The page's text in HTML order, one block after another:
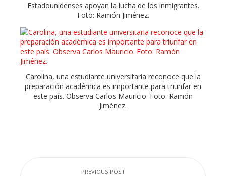
Estadounidenses apoyan la lucha de los inmigrantes.
Foto: Ramón Jiménez.
Carolina, una estudiante universitaria reconoce que la
preparación académica es importante para triunfar en
este país. Observa Carlos Mauricio. Foto: Ramón
Jiménez.
PREVIOUS POST